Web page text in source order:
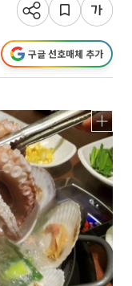
구글 선호매체 추가